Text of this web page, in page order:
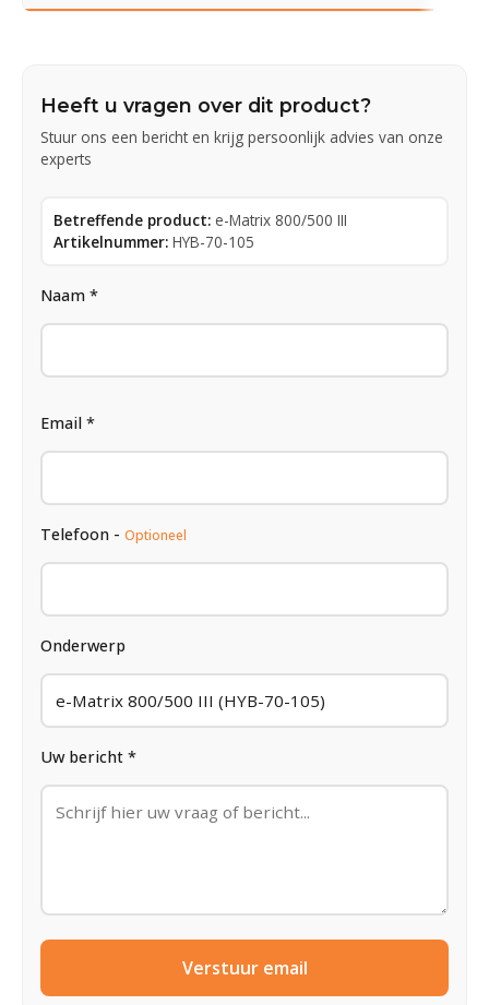
Heeft u vragen over dit product?
Stuur ons een bericht en krijg persoonlijk advies van onze
experts
Betreffende product: e-Matrix 800/500 III
Artikelnummer: HYB-70-105
Naam *
Email *
Telefoon - Optioneel
Onderwerp
Uw bericht *
Verstuur email